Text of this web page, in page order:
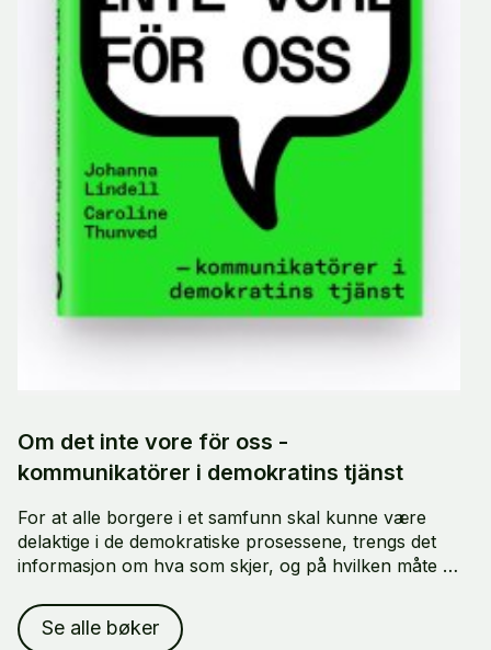
Om det inte vore för oss -
kommunikatörer i demokratins tjänst
For at alle borgere i et samfunn skal kunne være
delaktige i de demokratiske prosessene, trengs det
informasjon om hva som skjer, og på hvilken måte vi
gir oss denne informasjonen, og hvordan?
Se alle bøker